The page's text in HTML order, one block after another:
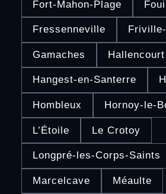
Fort-Mahon-Plage
Fressenneville
Gamaches Hallencourt
Hangest-en-Santerre
Hombleux Hornoy-le-
L’Étoile Le Crotoy
Longpré-les-Corps-Saints
Marcelcave Méaulte